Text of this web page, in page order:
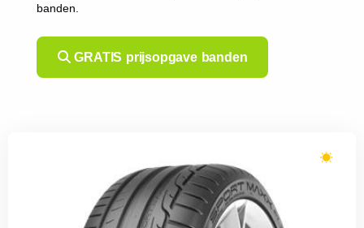
banden.
GRATIS prijsopgave banden